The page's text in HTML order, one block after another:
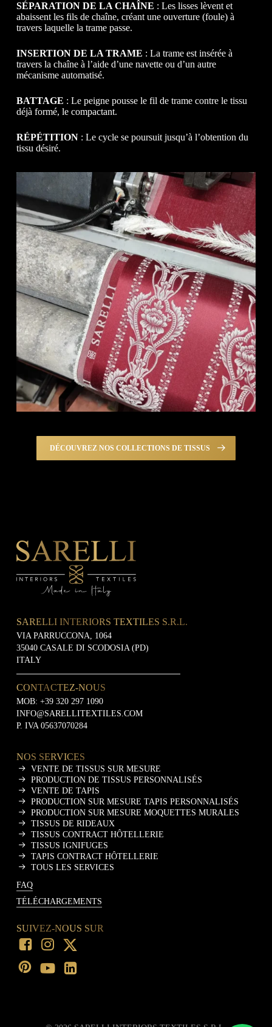
SÉPARATION DE LA CHAÎNE : Les lisses lèvent et
abaissent les fils de chaîne, créant une ouverture (foule) à
travers laquelle la trame passe.
INSERTION DE LA TRAME : La trame est insérée à
travers la chaîne à l’aide d’une navette ou d’un autre
mécanisme automatisé.
BATTAGE : Le peigne pousse le fil de trame contre le tissu
déjà formé, le compactant.
RÉPÉTITION: Le cycle se poursuit jusqu’à l’obtention du
tissu désiré.
DÉCOUVREZ NOS COLLECTIONS DE TISSUS
SARELLI INTERIORS TEXTILES S.R.L.
VIA PARRUCCONA, 1064
35040 CASALE DI SCODOSIA (PD)
ITALY
CONTACTEZ-NOUS
MOB: +39 320 297 1090
INFO@SARELLITEXTILES.COM
P. IVA 05637070284
NOS SERVICES
VENTE DE TISSUS SUR MESURE
PRODUCTION DE TISSUS PERSONNALISÉS
VENTE DE TAPIS
PRODUCTION SUR MESURE TAPIS PERSONNALISÉS
PRODUCTION SUR MESURE MOQUETTES MURALES
TISSUS DE RIDEAUX
TISSUS CONTRACT HÔTELLERIE
TISSUS IGNIFUGES
TAPIS CONTRACT HÔTELLERIE
TOUS LES SERVICES
FAQ
TÉLÉCHARGEMENTS
SUIVEZ-NOUS SUR